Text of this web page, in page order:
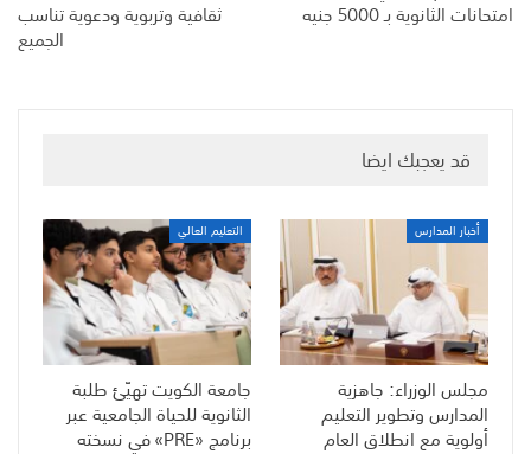
امتحانات الثانوية بـ 5000 جنيه ثقافية وتربوية ودعوية تناسب
الجميع
قد يعجبك ايضا
أخبار المدارس
مجلس الوزراء: جاهزية
المدارس وتطوير التعليم
أولوية مع انطلاق العام
التعليم العالي
جامعة الكويت تهيّئ طلبة
الثانوية للحياة الجامعية عبر
برنامج «PRE» في نسخته